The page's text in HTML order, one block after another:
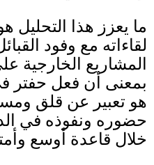
ما يعزز هذا التحليل
لقاءاته مع وفود
المشاريع الخارجية
بمعنى أن فعل حفتر
هو تعبير عن قلق
حضوره ونفوذه في
خلال قاعدة أوسع